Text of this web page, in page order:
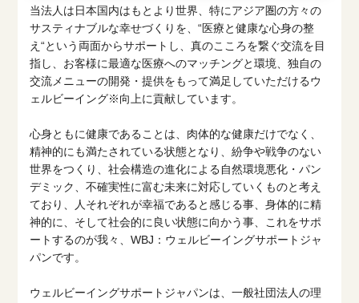
当法人は日本国内はもとより世界、特にアジア圏の方々の
サスティナブルな幸せづくりを、“医療と健康な心身の整
え“という両面からサポートし、真のこころを繋ぐ交流を目
指し、お客様に最適な医療へのマッチングと環境、独自の
交流メニューの開発・提供をもって満足していただけるウ
ェルビーイング※向上に貢献しています。
心身ともに健康であることは、肉体的な健康だけでなく、
精神的にも満たされている状態となり、 紛争や戦争のない
世界をつくり、社会構造の進化による自然環境悪化・パン
デミック、不確実性に富む未来に対応していくものと考え
ており、人それぞれが幸福であると感じる事、身体的に精
神的に、そして社会的に良い状態に向かう事、これをサポ
ートするのが我々、WBJ：ウェルビーイングサポートジャ
パンです。
ウェルビーイングサポートジャパンは、一般社団法人の理